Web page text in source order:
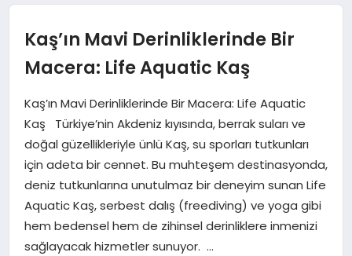
EĞITIM
EKONOMI
MAGAZIN
SAĞLIK
Kaş’ın Mavi Derinliklerinde Bir
Macera: Life Aquatic Kaş
Kaş’ın Mavi Derinliklerinde Bir Macera: Life Aquatic
Kaş Türkiye’nin Akdeniz kıyısında, berrak suları ve
doğal güzellikleriyle ünlü Kaş, su sporları tutkunları
için adeta bir cennet. Bu muhteşem destinasyonda,
deniz tutkunlarına unutulmaz bir deneyim sunan Life
Aquatic Kaş, serbest dalış (freediving) ve yoga gibi
hem bedensel hem de zihinsel derinliklere inmenizi
sağlayacak hizmetler sunuyor. …